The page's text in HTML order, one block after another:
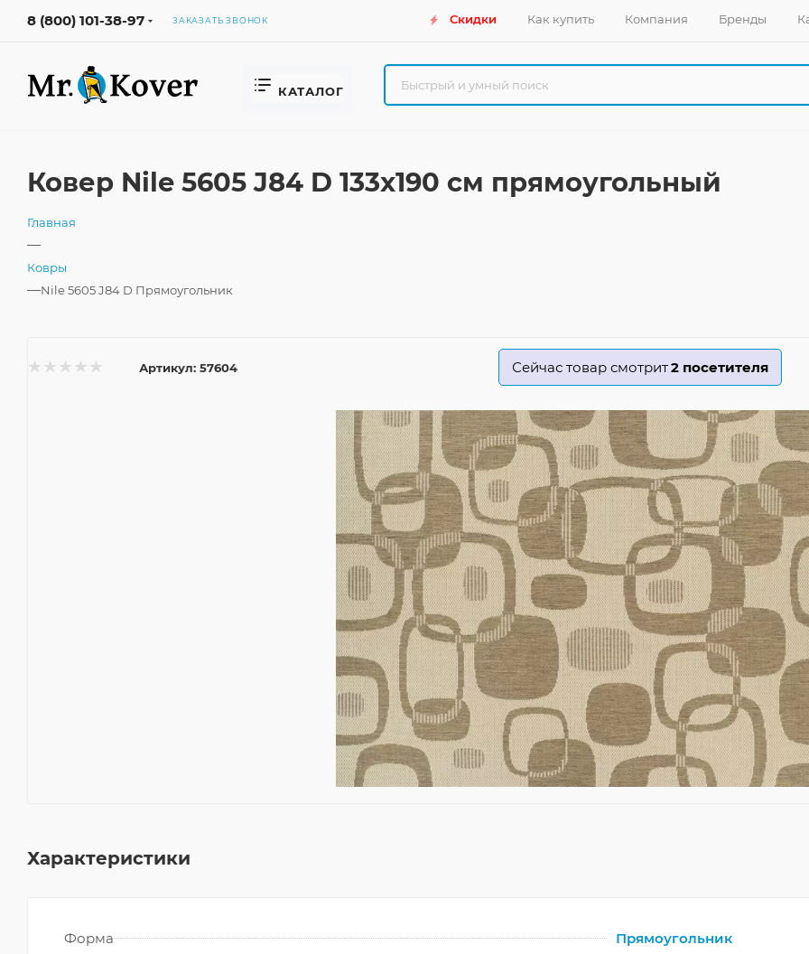
8 (800) 101-38-97 ЗАКАЗАТЬ ЗВОНОК Скидки Как купить Компания Бренды
КАТАЛОГ
Ковер Nile 5605 J84 D 133x190 см прямоугольный
Главная
—
Ковры
—Nile 5605 J84 D Прямоугольник
Артикул: 57604 Сейчас товар смотрит2 посетителя
Характеристики
Форма
Прямоугольник